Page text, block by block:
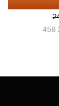
458